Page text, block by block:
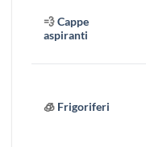
💨Cappe
aspiranti
🧊 Frigoriferi